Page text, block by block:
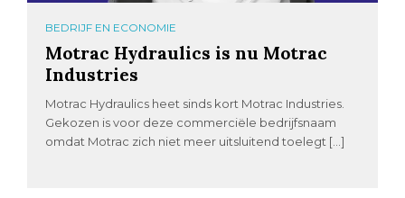
BEDRIJF EN ECONOMIE
Motrac Hydraulics is nu Motrac
Industries
Motrac Hydraulics heet sinds kort Motrac Industries.
Gekozen is voor deze commerciële bedrijfsnaam
omdat Motrac zich niet meer uitsluitend toelegt […]